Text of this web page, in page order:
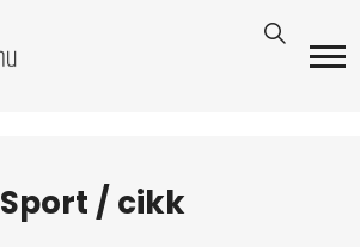
Sport / cikk